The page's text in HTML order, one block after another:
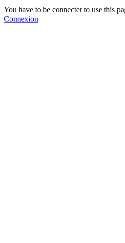
You have to be connecter to use this
Connexion